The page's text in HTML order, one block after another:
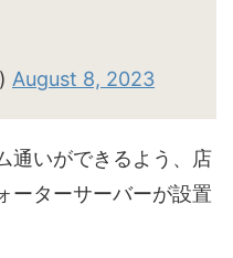
August 8, 2023
通いができるよう、店
ーターサーバーが設置